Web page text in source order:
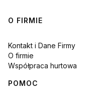
Linki w stopce
O FIRMIE
Kontakt i Dane Firmy
O firmie
Współpraca hurtowa
POMOC